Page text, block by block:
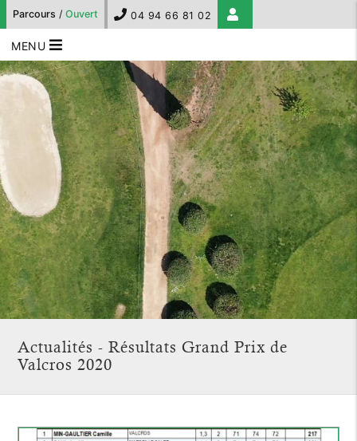
Parcours / Ouvert 04 94 66 81 02
MENU
Actualités - Résultats Grand Prix de
Valcros 2020